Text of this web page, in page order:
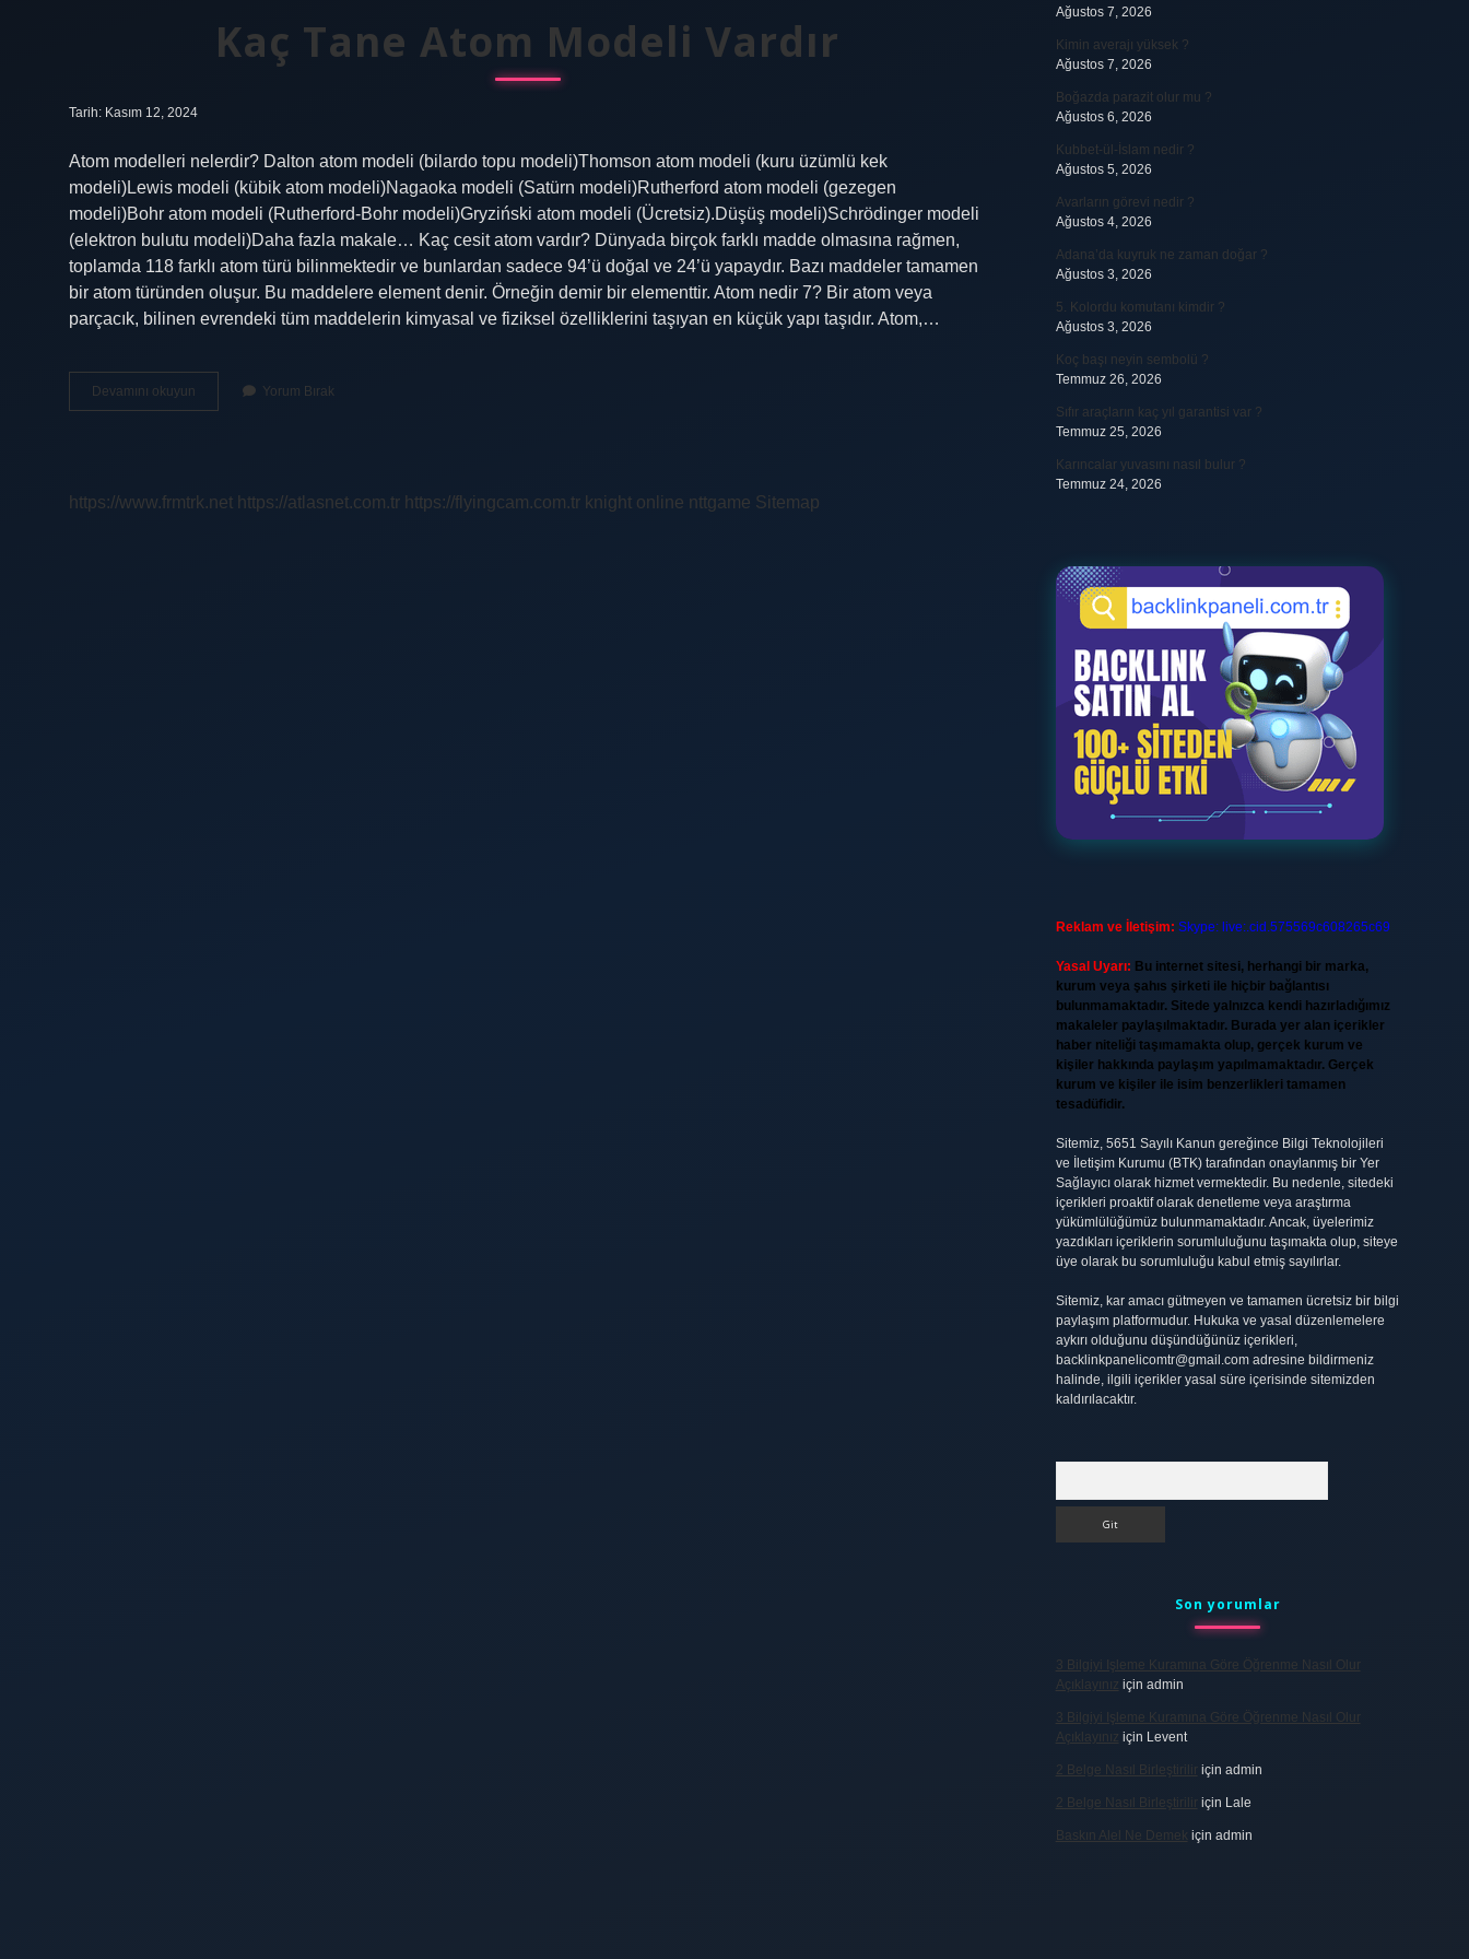
Kaç Tane Atom Modeli Vardır
Tarih: Kasım 12, 2024
Atom modelleri nelerdir? Dalton atom modeli (bilardo topu modeli)Thomson atom modeli (kuru üzümlü kek
modeli)Lewis modeli (kübik atom modeli)Nagaoka modeli (Satürn modeli)Rutherford atom modeli (gezegen
modeli)Bohr atom modeli (Rutherford-Bohr modeli)Gryziński atom modeli (Ücretsiz).Düşüş modeli)Schrödinger modeli
(elektron bulutu modeli)Daha fazla makale… Kaç cesit atom vardır? Dünyada birçok farklı madde olmasına rağmen,
toplamda 118 farklı atom türü bilinmektedir ve bunlardan sadece 94’ü doğal ve 24’ü yapaydır. Bazı maddeler tamamen
bir atom türünden oluşur. Bu maddelere element denir. Örneğin demir bir elementtir. Atom nedir 7? Bir atom veya
parçacık, bilinen evrendeki tüm maddelerin kimyasal ve fiziksel özelliklerini taşıyan en küçük yapı taşıdır. Atom,…
Devamını okuyun
Tane
Yorum Bırak
https://www.frmtrk.net https://atlasnet.com.tr https://flyingcam.com.tr knight online nttgame Sitemap
Ağustos 7, 2026
Kimin averajı yüksek ?
Ağustos 7, 2026
Boğazda parazit olur mu ?
Ağustos 6, 2026
Kubbet-ül-İslam nedir ?
Ağustos 5, 2026
Avarların görevi nedir ?
Ağustos 4, 2026
Adana’da kuyruk ne zaman doğar ?
Ağustos 3, 2026
5. Kolordu komutanı kimdir ?
Ağustos 3, 2026
Koç başı neyin sembolü ?
Temmuz 26, 2026
Sıfır araçların kaç yıl garantisi var ?
Temmuz 25, 2026
Karıncalar yuvasını nasıl bulur ?
Temmuz 24, 2026
Reklam ve İletişim: Skype: live:.cid.575569c608265c69
Yasal Uyarı: Bu internet sitesi, herhangi bir marka,
kurum veya şahıs şirketi ile hiçbir bağlantısı
bulunmamaktadır. Sitede yalnızca kendi hazırladığımız
makaleler paylaşılmaktadır. Burada yer alan içerikler
haber niteliği taşımamakta olup, gerçek kurum ve
kişiler hakkında paylaşım yapılmamaktadır. Gerçek
kurum ve kişiler ile isim benzerlikleri tamamen
tesadüfidir.
Sitemiz, 5651 Sayılı Kanun gereğince Bilgi Teknolojileri
ve İletişim Kurumu (BTK) tarafından onaylanmış bir Yer
Sağlayıcı olarak hizmet vermektedir. Bu nedenle, sitedeki
içerikleri proaktif olarak denetleme veya araştırma
yükümlülüğümüz bulunmamaktadır. Ancak, üyelerimiz
yazdıkları içeriklerin sorumluluğunu taşımakta olup, siteye
üye olarak bu sorumluluğu kabul etmiş sayılırlar.
Sitemiz, kar amacı gütmeyen ve tamamen ücretsiz bir bilgi
paylaşım platformudur. Hukuka ve yasal düzenlemelere
aykırı olduğunu düşündüğünüz içerikleri,
backlinkpanelicomtr@gmail.comadresine bildirmeniz
halinde, ilgili içerikler yasal süre içerisinde sitemizden
kaldırılacaktır.
Son yorumlar
3 Bilgiyi Işleme Kuramına Göre Öğrenme Nasıl Olur
Açıklayınız için admin
3 Bilgiyi Işleme Kuramına Göre Öğrenme Nasıl Olur
Açıklayınız için Levent
2 Belge Nasıl Birleştirilir için admin
2 Belge Nasıl Birleştirilir için Lale
Baskın Alel Ne Demek için admin